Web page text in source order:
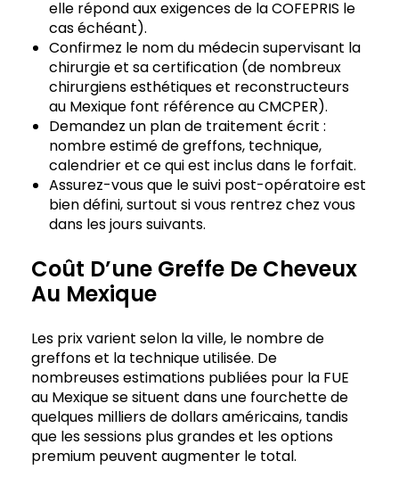
elle répond aux exigences de la COFEPRIS le
cas échéant).
Confirmez le nom du médecin supervisant la
chirurgie et sa certification (de nombreux
chirurgiens esthétiques et reconstructeurs
au Mexique font référence au CMCPER).
Demandez un plan de traitement écrit :
nombre estimé de greffons, technique,
calendrier et ce qui est inclus dans le forfait.
Assurez-vous que le suivi post-opératoire est
bien défini, surtout si vous rentrez chez vous
dans les jours suivants.
Coût D’une Greffe De Cheveux
Au Mexique
Les prix varient selon la ville, le nombre de
greffons et la technique utilisée. De
nombreuses estimations publiées pour la FUE
au Mexique se situent dans une fourchette de
quelques milliers de dollars américains, tandis
que les sessions plus grandes et les options
premium peuvent augmenter le total.